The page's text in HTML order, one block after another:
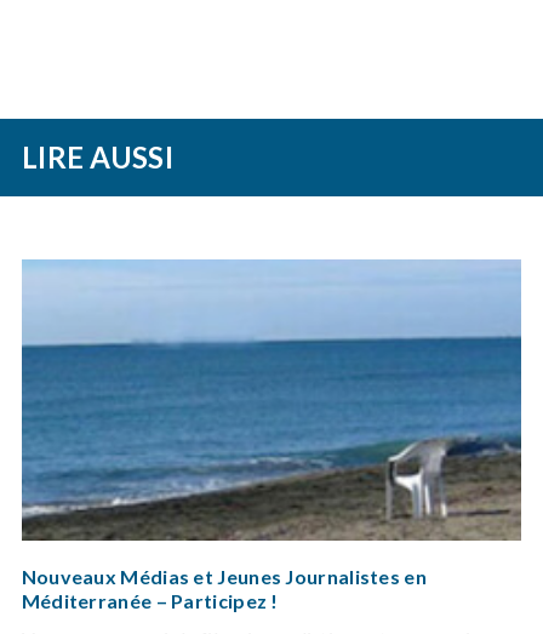
LIRE AUSSI
Nouveaux Médias et Jeunes Journalistes en
Méditerranée – Participez !